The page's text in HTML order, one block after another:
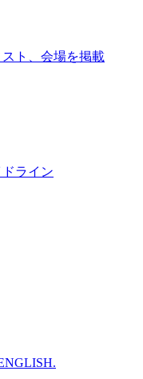
ト、会場を掲載
ライン